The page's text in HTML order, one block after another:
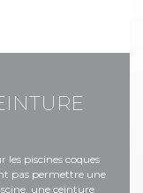
piscines coques
pas permettre une
une ceinture